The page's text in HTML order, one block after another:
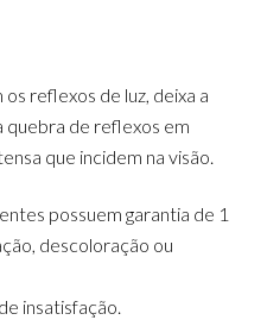
reflexos de luz, deixa a
quebra de reflexos em
que incidem na visão.
possuem garantia de 1
descoloração ou
insatisfação.